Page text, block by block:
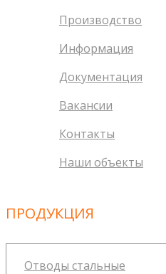
Производство
Информация
Документация
Вакансии
Контакты
Наши объекты
ПРОДУКЦИЯ
Отводы стальные